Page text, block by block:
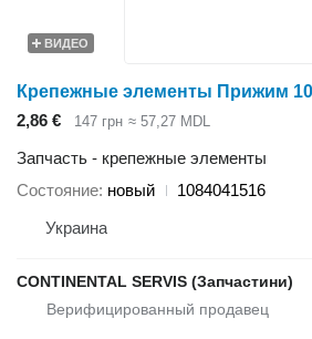
ВИДЕО
2,86 € 147 грн ≈ 57,27 MDL
Запчасть - крепежные элементы
Состояние новый
1084041516
Украина
CONTINENTAL SERVIS (Запчастини)